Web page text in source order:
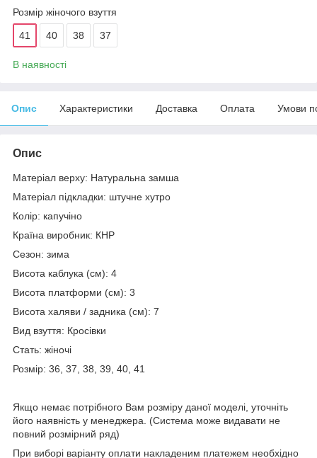
Розмір жіночого взуття
41 40 38 37
В наявності
Опис Характеристики Доставка Оплата Умови
Опис
Матеріал верху: Натуральна замша
Матеріал підкладки: штучне хутро
Колір: капучіно
Країна виробник: КНР
Сезон: зима
Висота каблука (см): 4
Висота платформи (см): 3
Висота халяви / задника (см): 7
Вид взуття: Кросівки
Стать: жіночі
Розмір: 36, 37, 38, 39, 40, 41
Якщо немає потрібного Вам розміру даної моделі, уточніть
його наявність у менеджера. (Система може видавати не
повний розмірний ряд)
При виборі варіанту оплати накладеним платежем необхідно